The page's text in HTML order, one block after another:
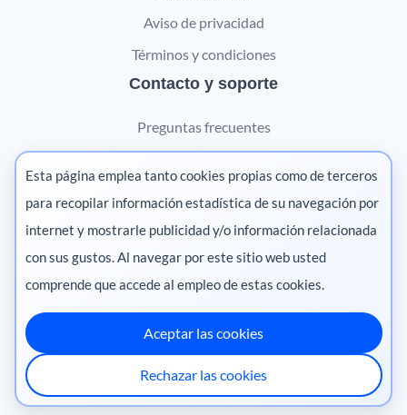
Aviso de privacidad
Términos y condiciones
Contacto y soporte
Preguntas frecuentes
Contáctanos
Marketing digital
Pharma
México
·
Ecuador·Perú·
Centroamérica
Chile
Esta página emplea tanto cookies propias como de terceros
para recopilar información estadística de su navegación por
internet y mostrarle publicidad y/o información relacionada
con sus gustos. Al navegar por este sitio web usted
comprende que accede al empleo de estas cookies.
Aceptar las cookies
Rechazar las cookies